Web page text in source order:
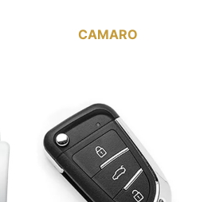
CAMARO